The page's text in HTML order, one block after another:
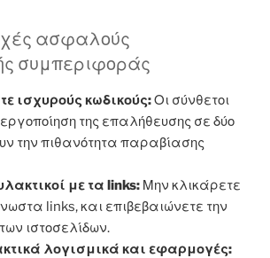
ασφαλούς
συμπεριφοράς
ισχυρούς κωδικούς:Οι σύνθετοι
της επαλήθευσης σε δύο
την πιθανότητα παραβίασης
με τα links: Μην κλικάρετε
links, και επιβεβαιώνετε την
ιστοσελίδων.
λογισμικά και εφαρμογές: